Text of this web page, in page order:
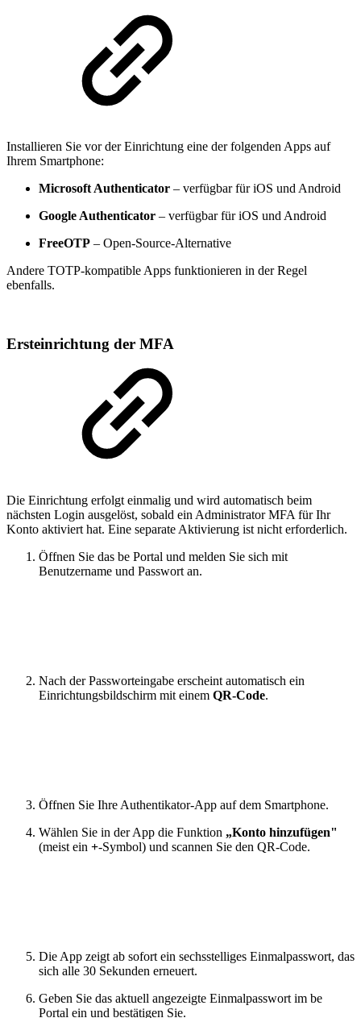
Installieren Sie vor der Einrichtung eine der folgenden Apps auf
Ihrem Smartphone:
Microsoft Authenticator – verfügbar für iOS und Android
Google Authenticator – verfügbar für iOS und Android
FreeOTP – Open-Source-Alternative
Andere TOTP-kompatible Apps funktionieren in der Regel
ebenfalls.
Ersteinrichtung der MFA
Die Einrichtung erfolgt einmalig und wird automatisch beim
nächsten Login ausgelöst, sobald ein Administrator MFA für Ihr
Konto aktiviert hat. Eine separate Aktivierung ist nicht erforderlich.
Öffnen Sie das be Portal und melden Sie sich mit
Benutzername und Passwort an.
Nach der Passworteingabe erscheint automatisch ein
Einrichtungsbildschirm mit einem QR-Code.
Öffnen Sie Ihre Authentikator-App auf dem Smartphone.
Wählen Sie in der App die Funktion „Konto hinzufügen"
(meist ein +-Symbol) und scannen Sie den QR-Code.
Die App zeigt ab sofort ein sechsstelliges Einmalpasswort, das
sich alle 30 Sekunden erneuert.
Geben Sie das aktuell angezeigte Einmalpasswort im be
Portal ein und bestätigen Sie.